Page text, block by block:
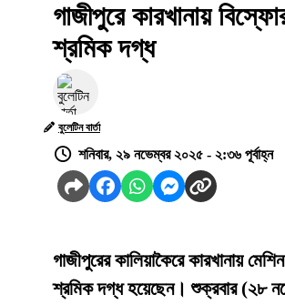
গাজীপুরে কারখানায়
শ্রমিক দগ্ধ
বুলেটিন বার্তা
শনিবার, ২৯ নভেম্বর ২০২৫ - ২:৩৬ পূর্বাহ্ন
গাজীপুরের কালিয়াকৈরে কারখানায়
শ্রমিক দগ্ধ হয়েছেন। শুক্রবার (২৮